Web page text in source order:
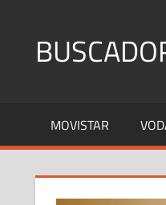
contenido
Fijos
y
MOVISTAR